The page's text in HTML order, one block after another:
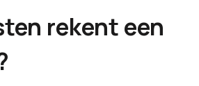
rekent een